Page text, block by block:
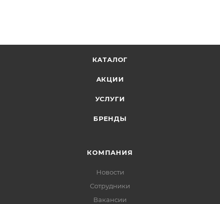
КАТАЛОГ
АКЦИИ
УСЛУГИ
БРЕНДЫ
КОМПАНИЯ
Новости
Сотрудники
Вакансии